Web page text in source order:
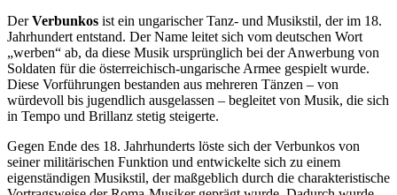
DerVerbunkos ist ein ungarischer Tanz- und Musikstil, der im 18.
Jahrhundert entstand. Der Name leitet sich vom deutschen Wort
„werben“ ab, da diese Musik ursprünglich bei der Anwerbung von
Soldaten für die österreichisch-ungarische Armee gespielt wurde.
Diese Vorführungen bestanden aus mehreren Tänzen – von
würdevoll bis jugendlich ausgelassen – begleitet von Musik, die sich
in Tempo und Brillanz stetig steigerte.
Gegen Ende des 18. Jahrhunderts löste sich der Verbunkos von
seiner militärischen Funktion und entwickelte sich zu einem
eigenständigen Musikstil, der maßgeblich durch die charakteristische